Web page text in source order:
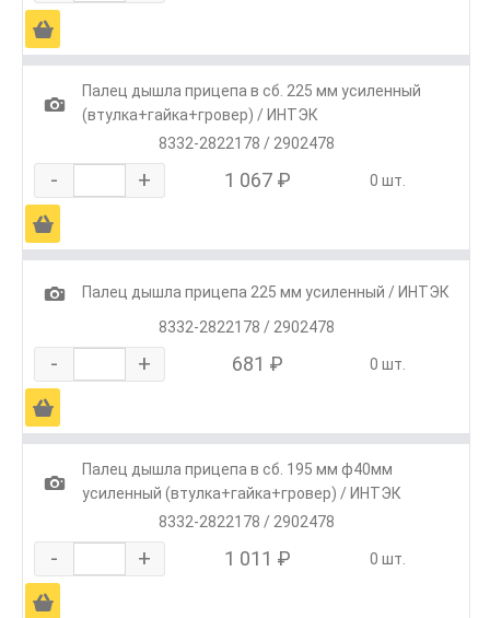
Ä
1
Палец дышла прицепа в сб. 225 мм усиленный
(втулка+гайка+гровер) / ИНТЭК
8332-2822178 / 2902478
- + 1 067 ₽ 0 шт.
Ä
1
Палец дышла прицепа 225 мм усиленный / ИНТЭК
8332-2822178 / 2902478
- + 681 ₽ 0 шт.
Ä
1
Палец дышла прицепа в сб. 195 мм ф40мм
усиленный (втулка+гайка+гровер) / ИНТЭК
8332-2822178 / 2902478
- + 1 011 ₽ 0 шт.
Ä